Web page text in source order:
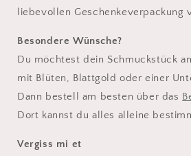
liebevollen Geschenkeverpackung
Besondere Wünsche?
Du möchtest dein Schmuckstück
mit Blüten, Blattgold oder einer
Dann bestell am besten über das
Dort kannst du alles alleine
Vergiss mi et